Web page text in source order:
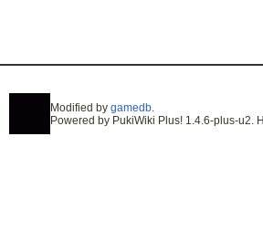
Modified by gamedb.
Powered by PukiWiki Plus! 1.4.6-plus-u2.